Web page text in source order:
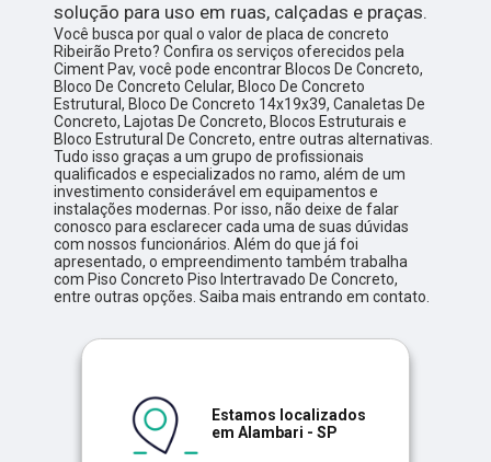
solução para uso em ruas, calçadas e praças.
Você busca por qual o valor de placa de concreto
Ribeirão Preto? Confira os serviços oferecidos pela
Ciment Pav, você pode encontrar Blocos De Concreto,
Bloco De Concreto Celular, Bloco De Concreto
Estrutural, Bloco De Concreto 14x19x39, Canaletas De
Concreto, Lajotas De Concreto, Blocos Estruturais e
Bloco Estrutural De Concreto, entre outras alternativas.
Tudo isso graças a um grupo de profissionais
qualificados e especializados no ramo, além de um
investimento considerável em equipamentos e
instalações modernas. Por isso, não deixe de falar
conosco para esclarecer cada uma de suas dúvidas
com nossos funcionários. Além do que já foi
apresentado, o empreendimento também trabalha
com Piso Concreto Piso Intertravado De Concreto,
entre outras opções. Saiba mais entrando em contato.
Estamos localizados
em Alambari - SP